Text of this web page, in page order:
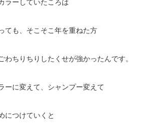
ラーしていたころは
ても、そこそこ年を重ねた方
わちりちりしたくせが強かったんです。
ーに変えて、シャンプー変えて
につけていくと